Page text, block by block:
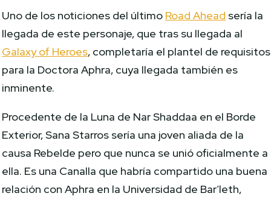
Uno de los noticiones del último Road Ahead sería la
llegada de este personaje, que tras su llegada al
Galaxy of Heroes, completaría el plantel de requisitos
para la Doctora Aphra, cuya llegada también es
inminente.
Procedente de la Luna de Nar Shaddaa en el Borde
Exterior, Sana Starros sería una joven aliada de la
causa Rebelde pero que nunca se unió oficialmente a
ella. Es una Canalla que habría compartido una buena
relación con Aphra en la Universidad de Bar’leth,